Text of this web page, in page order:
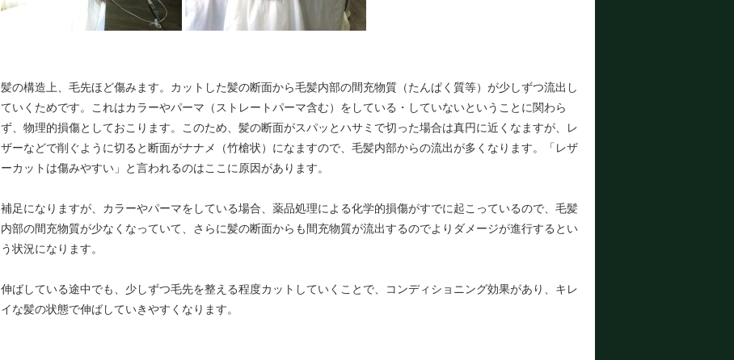
髪の構造上、毛先ほど傷みます。カットした髪の断面から毛髪内部の間充物質（たんぱく質等）が少しずつ流出し
ていくためです。これはカラーやパーマ（ストレートパーマ含む）をしている・していないということに関わら
ず、物理的損傷としておこります。このため、髪の断面がスパッとハサミで切った場合は真円に近くなますが、レ
ザーなどで削ぐように切ると断面がナナメ（竹槍状）になますので、毛髪内部からの流出が多くなります。「レザ
ーカットは傷みやすい」と言われるのはここに原因があります。
補足になりますが、カラーやパーマをしている場合、薬品処理による化学的損傷がすでに起こっているので、毛髪
内部の間充物質が少なくなっていて、さらに髪の断面からも間充物質が流出するのでよりダメージが進行するとい
う状況になります。
伸ばしている途中でも、少しずつ毛先を整える程度カットしていくことで、コンディショニング効果があり、キレ
イな髪の状態で伸ばしていきやすくなります。